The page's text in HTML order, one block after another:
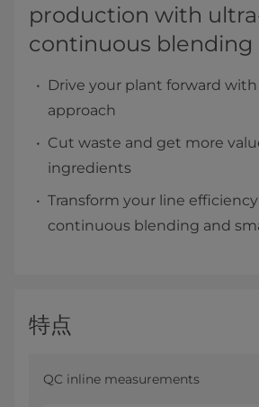
production with
continuous blending
Drive your plant forward
approach
Cut waste and get more
ingredients
Transform your line
continuous blending and
特点
QC inline measurements